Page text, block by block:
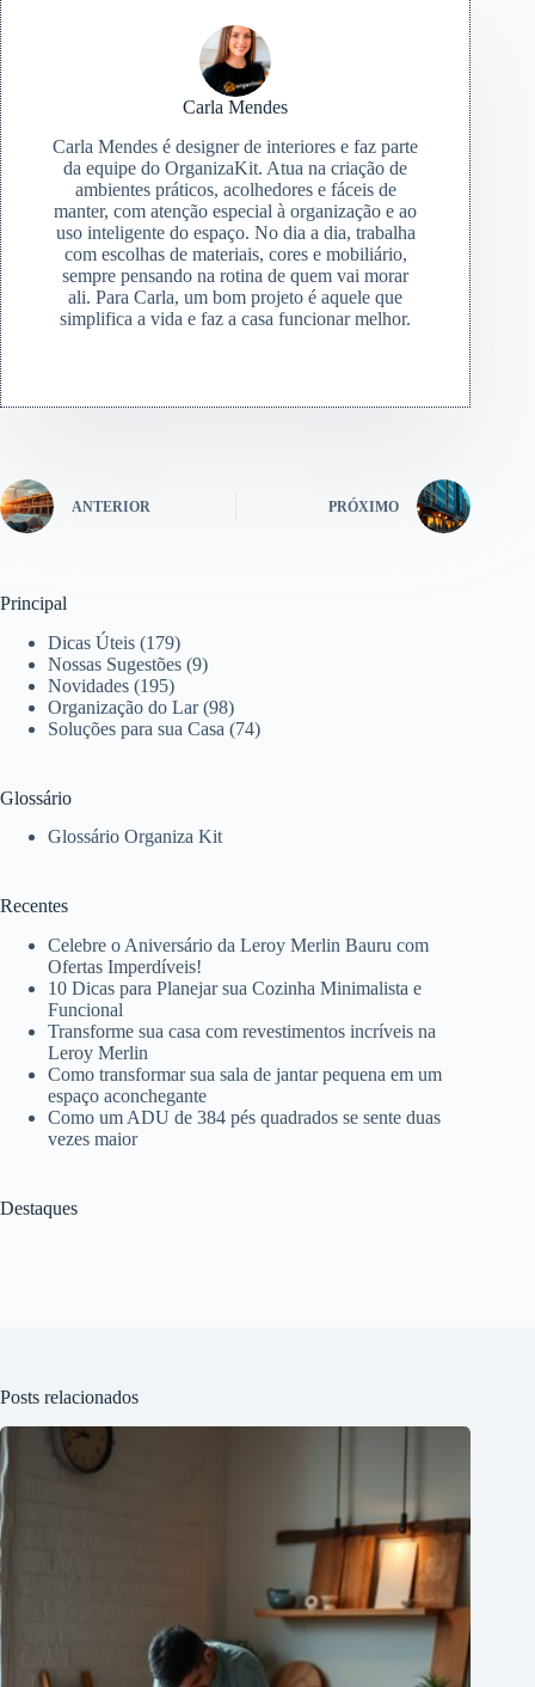
Carla Mendes
Carla Mendes é designer de interiores e faz parte
da equipe do OrganizaKit. Atua na criação de
ambientes práticos, acolhedores e fáceis de
manter, com atenção especial à organização e ao
uso inteligente do espaço. No dia a dia, trabalha
com escolhas de materiais, cores e mobiliário,
sempre pensando na rotina de quem vai morar
ali. Para Carla, um bom projeto é aquele que
simplifica a vida e faz a casa funcionar melhor.
ANTERIOR PRÓXIMO
Principal
Dicas Úteis (179)
Nossas Sugestões (9)
Novidades (195)
Organização do Lar(98)
Soluções para sua Casa (74)
Glossário
Glossário Organiza Kit
Recentes
Celebre o Aniversário da Leroy Merlin Bauru com
Ofertas Imperdíveis!
10 Dicas para Planejar sua Cozinha Minimalista e
Funcional
Transforme sua casa com revestimentos incríveis na
Leroy Merlin
Como transformar sua sala de jantar pequena em um
espaço aconchegante
Como um ADU de 384 pés quadrados se sente duas
vezes maior
Destaques
Posts relacionados